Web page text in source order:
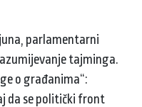
parlamentarni
tajminga.
o građanima“:
da se politički front